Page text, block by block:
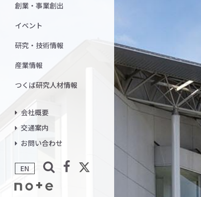
創業・事業創出
イベント
研究・技術情報
産業情報
つくば研究人材情報
会社概要
交通案内
お問い合わせ
EN